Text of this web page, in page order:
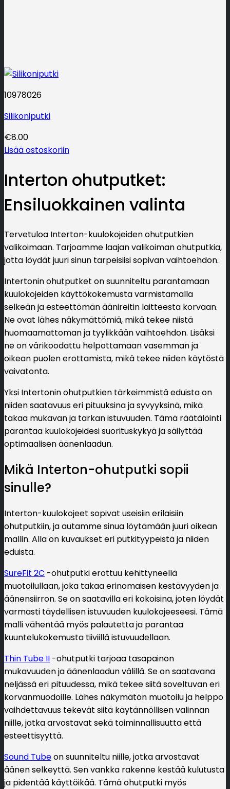
10978026
Silikoniputki
€8.00
Lisää ostoskoriin
Interton ohutputket:
Ensiluokkainen valinta
Tervetuloa Interton-kuulokojeiden ohutputkien
valikoimaan. Tarjoamme laajan valikoiman ohutputkia,
jotta löydät juuri sinun tarpeisiisi sopivan vaihtoehdon.
Intertonin ohutputket on suunniteltu parantamaan
kuulokojeiden käyttökokemusta varmistamalla
selkeän ja esteettömän äänireitin laitteesta korvaan.
Ne ovat lähes näkymättömiä, mikä tekee niistä
huomaamattoman ja tyylikkään vaihtoehdon. Lisäksi
ne on värikoodattu helpottamaan vasemman ja
oikean puolen erottamista, mikä tekee niiden käytöstä
vaivatonta.
Yksi Intertonin ohutputkien tärkeimmistä eduista on
niiden saatavuus eri pituuksina ja syvyyksinä, mikä
takaa mukavan ja tarkan istuvuuden. Tämä räätälöinti
parantaa kuulokojeidesi suorituskykyä ja säilyttää
optimaalisen äänenlaadun.
Mikä Interton-ohutputki sopii
sinulle?
Interton-kuulokojeet sopivat useisiin erilaisiin
ohutputkiin, ja autamme sinua löytämään juuri oikean
mallin. Alla on kuvaukset eri putkityypeistä ja niiden
eduista.
SureFit 2C -ohutputki erottuu kehittyneellä
muotoilullaan, joka takaa erinomaisen kestävyyden ja
äänensiirron. Se on saatavilla eri kokoisina, joten löydät
varmasti täydellisen istuvuuden kuulokojeeseesi. Tämä
malli vähentää myös palautetta ja parantaa
kuuntelukokemusta tiiviillä istuvuudellaan.
Thin Tube II -ohutputki tarjoaa tasapainon
mukavuuden ja äänenlaadun välillä. Se on saatavana
neljässä eri pituudessa, mikä tekee siitä soveltuvan eri
korvanmuodoille. Lähes näkymätön muotoilu ja helppo
vaihdettavuus tekevät siitä käytännöllisen valinnan
niille, jotka arvostavat sekä toiminnallisuutta että
esteettisyyttä.
Sound Tubeon suunniteltu niille, jotka arvostavat
äänen selkeyttä. Sen vankka rakenne kestää kulutusta
ja pidentää käyttöikää. Tämä ohutputki myös